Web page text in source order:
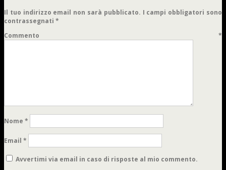
Il tuo indirizzo email non sarà pubblicato. I campi obbligatori sono
contrassegnati *
Commento *
Nome *
Email *
Avvertimi via email in caso di risposte al mio commento.